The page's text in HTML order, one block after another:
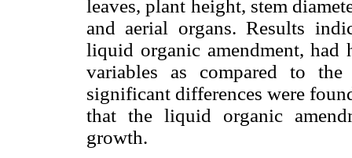
leaves, plant height, stem
and aerial organs. Results
liquid organic amendment, had
variables as compared to
significant differences were
that the liquid organic
growth.